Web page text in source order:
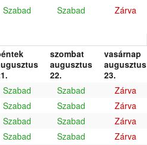
Szabad Szabad Zárva
szombat
augusztus
22.
vasárnap
augusztus
23.
Szabad Szabad
Zárva
Szabad Szabad
Zárva
Szabad Szabad
Zárva
Szabad Szabad
Zárva